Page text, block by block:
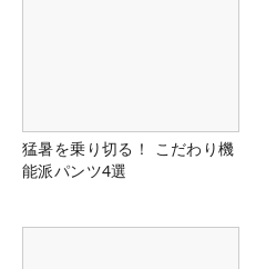
猛暑を乗り切る！ こだわり機
能派パンツ4選